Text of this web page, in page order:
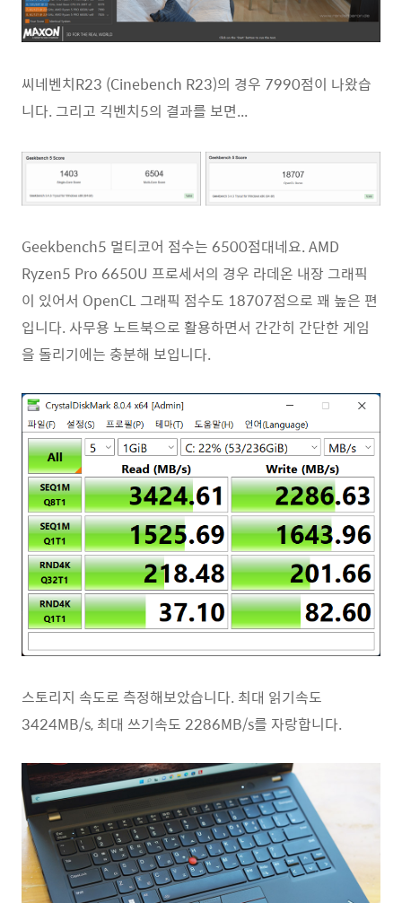
씨네벤치R23 (Cinebench R23)의 경우 7990점이 나왔습
니다. 그리고 긱벤치5의 결과를 보면...
Geekbench5 멀티코어 점수는 6500점대네요. AMD
Ryzen5 Pro 6650U 프로세서의 경우 라데온 내장 그래픽
이 있어서 OpenCL 그래픽 점수도 18707점으로 꽤 높은 편
입니다. 사무용 노트북으로 활용하면서 간간히 간단한 게임
을 돌리기에는 충분해 보입니다.
스토리지 속도로 측정해보았습니다. 최대 읽기속도
3424MB/s, 최대 쓰기속도 2286MB/s를 자랑합니다.